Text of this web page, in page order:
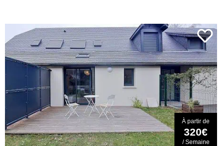
À partir de
320€
/ Semaine